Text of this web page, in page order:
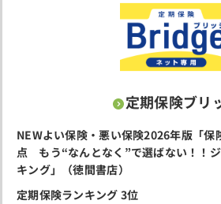
定期保険ブリ
NEWよい保険・悪い保険2026年版「保
点
もう“なんとなく”で選ばない！！
キング」（徳間書店）
定期保険ランキング 3位